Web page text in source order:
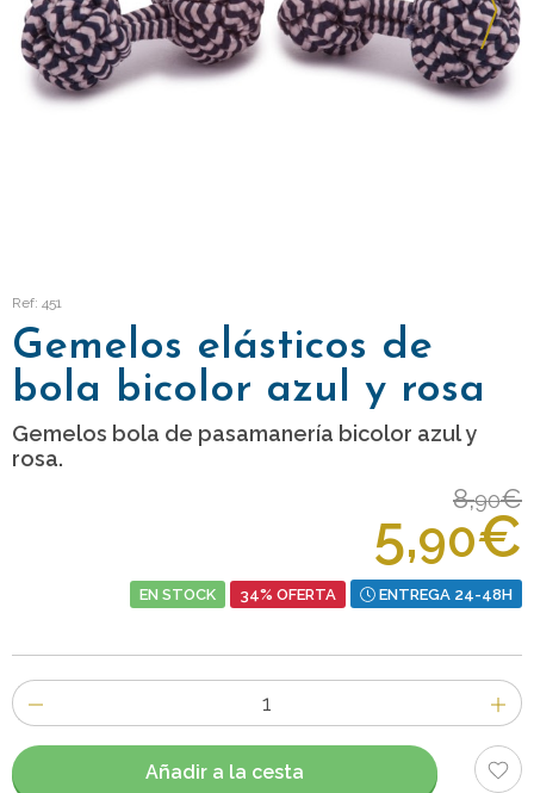
Ref: 451
Gemelos elásticos de
bola bicolor azul y rosa
Gemelos bola de pasamanería bicolor azul y
rosa.
8,90€
5,90€
EN STOCK 34% OFERTA ENTREGA 24-48H
Número
de
artículos
Añadir a la cesta